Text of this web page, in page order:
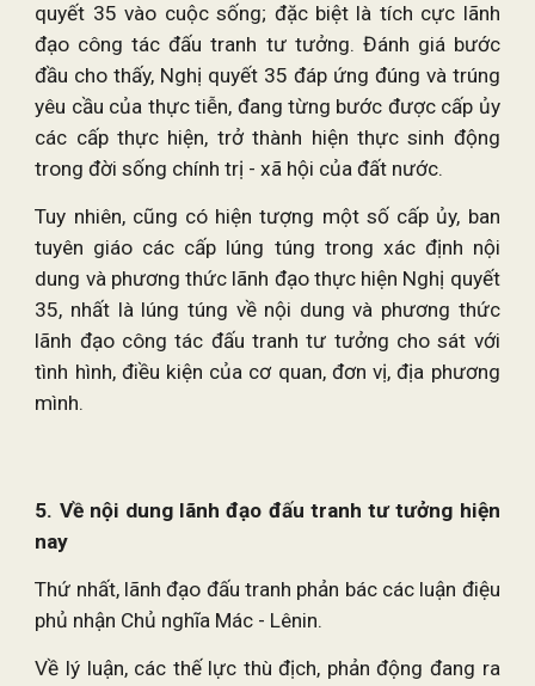
quyết 35 vào cuộc sống; đặc biệt là tích cực lãnh
đạo công tác đấu tranh tư tưởng. Đánh giá bước
đầu cho thấy, Nghị quyết 35 đáp ứng đúng và trúng
yêu cầu của thực tiễn, đang từng bước được cấp ủy
các cấp thực hiện, trở thành hiện thực sinh động
trong đời sống chính trị - xã hội của đất nước.
Tuy nhiên, cũng có hiện tượng một số cấp ủy, ban
tuyên giáo các cấp lúng túng trong xác định nội
dung và phương thức lãnh đạo thực hiện Nghị quyết
35, nhất là lúng túng về nội dung và phương thức
lãnh đạo công tác đấu tranh tư tưởng cho sát với
tình hình, điều kiện của cơ quan, đơn vị, địa phương
mình.
5. Về nội dung lãnh đạo đấu tranh tư tưởng hiện
nay
Thứ nhất, lãnh đạo đấu tranh phản bác các luận điệu
phủ nhận Chủ nghĩa Mác - Lênin.
Về lý luận, các thế lực thù địch, phản động đang ra